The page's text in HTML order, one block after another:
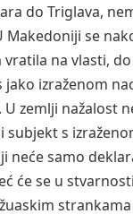
do Triglava,
Makedoniji se
vratila na vlasti,
jako izraženom
zemlji nažalost
subjekt s
neće samo
će se u